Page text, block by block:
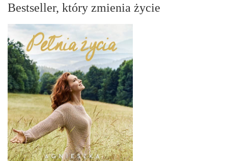
Bestseller, który zmienia życie